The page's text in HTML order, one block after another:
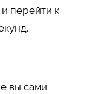
и перейти к
вы сами